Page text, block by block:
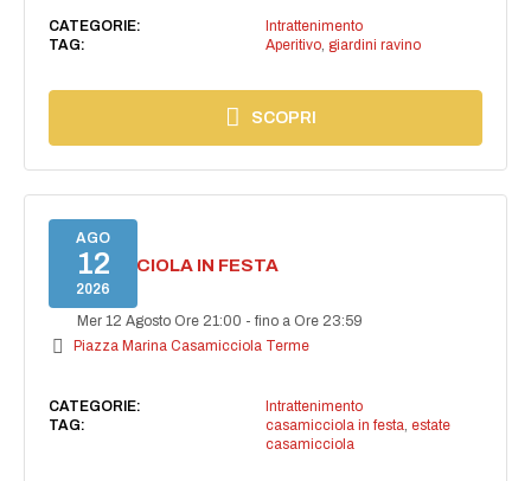
CATEGORIE:
Intrattenimento
TAG:
Aperitivo, giardini ravino
SCOPRI
AGO
12
2026
CASAMICCIOLA IN FESTA
Mer 12 Agosto Ore 21:00 -fino a Ore 23:59
Piazza Marina Casamicciola Terme
CATEGORIE:
Intrattenimento
TAG:
casamicciola in festa, estate
casamicciola